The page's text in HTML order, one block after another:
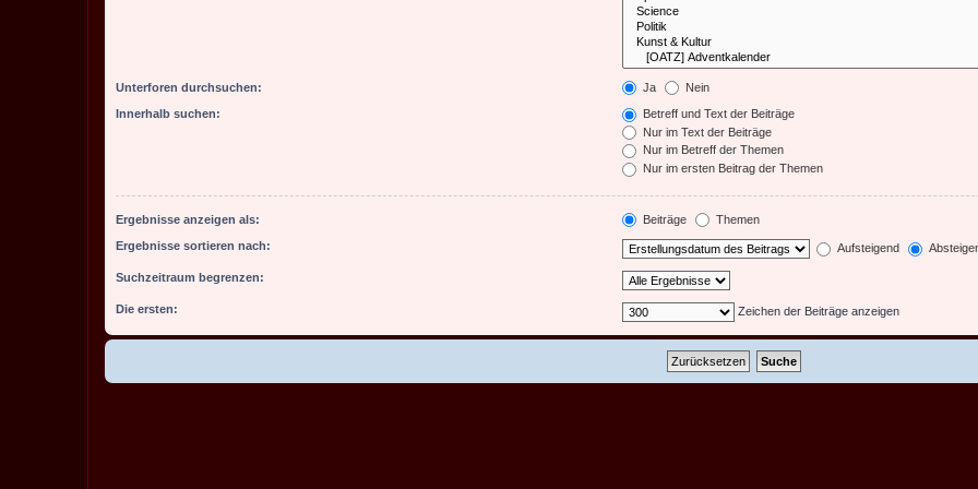
Unterforen durchsuchen: Ja Nein
Innerhalb suchen:
Betreff und Text der Beiträge
Nur im Text der Beiträge
Nur im Betreff der Themen
Nur im ersten Beitrag der Themen
Ergebnisse anzeigen als: Beiträge Themen
Ergebnisse sortieren nach: Aufsteigend
Suchzeitraum begrenzen:
Die ersten: Zeichen der Beiträge anzeigen